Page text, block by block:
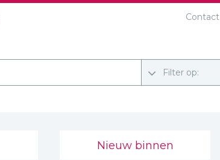
Contact
Filter op:
Nieuw binnen